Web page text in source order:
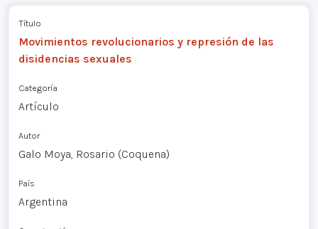
Título
Movimientos revolucionarios y represión de las
disidencias sexuales
Categoría
Artículo
Autor
Galo Moya, Rosario (Coquena)
País
Argentina